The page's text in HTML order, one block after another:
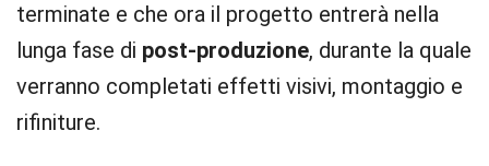
terminate e che ora il progetto entrerà nella
lunga fase di post-produzione, durante la quale
verranno completati effetti visivi, montaggio e
rifiniture.